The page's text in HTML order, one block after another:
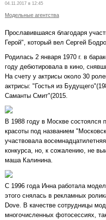
04.11.2017 в 12:45
Модельные агентства
Прославившаяся благодаря
Герой", который вел Сергей
Родилась 2 января 1970 г. в
году дебютировала в кино,
На счету у актрисы около 30
актрисы: "Гостья из
Саманты Смит"(2015.
В 1988 году в Москве состоялся
красоты под названием
участвовала
конкурса, но, к сожалению, не
маша Калинина.
С 1996 года Инна работала
этого снялась в рекламных
Dove. В качестве сотрудницы
многочисленных фотосессиях,